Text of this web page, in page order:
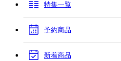
特集一覧
予約商品
新着商品